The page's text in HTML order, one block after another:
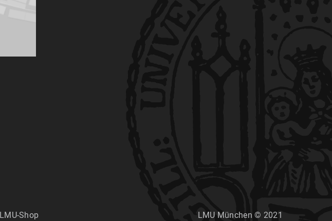
LMU-Shop LMU München © 2021